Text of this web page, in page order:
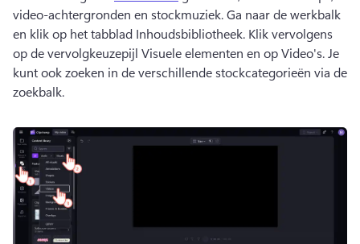
video-achtergronden en stockmuziek. Ga naar de werkbalk
en klik op het tabblad Inhoudsbibliotheek. Klik vervolgens
op de vervolgkeuzepijl Visuele elementen en op Video's. Je
kunt ook zoeken in de verschillende stockcategorieën via de
zoekbalk.